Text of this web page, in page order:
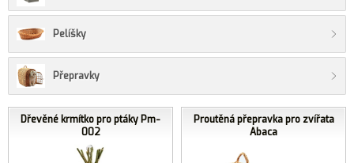
Pelíšky
Přepravky
Dřevěné krmítko pro ptáky Pm-
002
Proutěná přepravka pro zvířata
Abaca